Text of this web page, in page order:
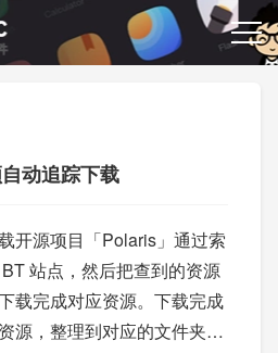
动追踪下载
开源项目「Polaris」通过索
站点，然后把查到的资源
载完成对应资源。下载完成
源，整理到对应的文件夹里